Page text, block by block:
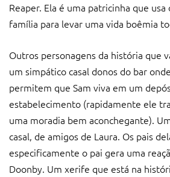
Reaper. Ela é uma patricinha que usa
família para levar uma vida boêmia
Outros personagens da história que
um simpático casal donos do bar
permitem que Sam viva em um
estabelecimento (rapidamente ele
uma moradia bem aconchegante).
casal, de amigos de Laura. Os pais
especificamente o pai gera uma
Doonby. Um xerife que está na